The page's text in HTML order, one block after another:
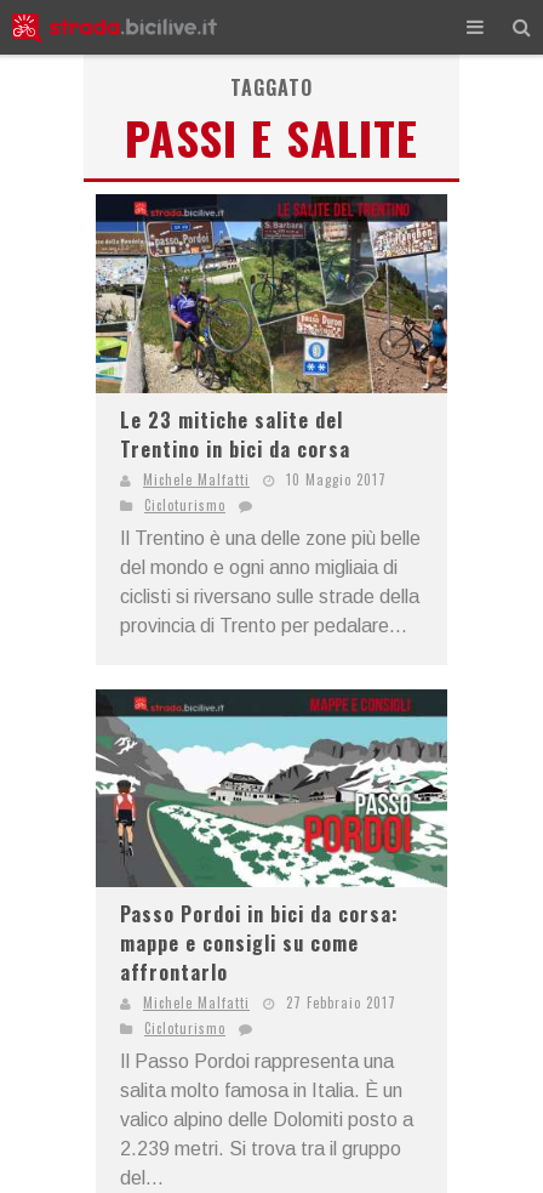
TAGGATO
PASSI E SALITE
Le 23 mitiche salite del
Trentino in bici da corsa
Michele Malfatti
10 Maggio 2017
Cicloturismo
Il Trentino è una delle zone più belle
del mondo e ogni anno migliaia di
ciclisti si riversano sulle strade della
provincia di Trento per pedalare...
Passo Pordoi in bici da corsa:
mappe e consigli su come
affrontarlo
Michele Malfatti
27 Febbraio 2017
Cicloturismo
Il Passo Pordoi rappresenta una
salita molto famosa in Italia. È un
valico alpino delle Dolomiti posto a
2.239 metri. Si trova tra il gruppo
del...